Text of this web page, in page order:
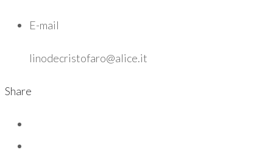
E-mail
linodecristofaro@alice.it
Share